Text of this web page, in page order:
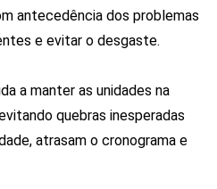
antecedência dos problemas
e evitar o desgaste.
a manter as unidades na
quebras inesperadas
atrasam o cronograma e